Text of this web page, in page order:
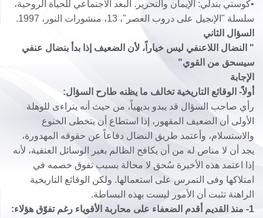
•كوستي بندلي: الإيمان والتحرير. البعد الاجتماعي للحياة الروحية،
سلسلة "الإنجيل على دروب العصر"، 13، منشورات النور، 1997.
السؤال الثاني
" النضال اللاعنفي ليس خياراً، لأن الضعيف إذا بدأ بنضال عنفي
سيسحق من القوي"
الإجابة
أولاً- الوقائع التاريخية تخالف ما يظنه طارح السؤال:
رأي صاحب السؤال قد يبدو بديهياً، من حيث أنه يتراءى للوهلة
الأولى أن الضعيف المقهور، إذا استطاع أن يتخطى الخنوع
والاستسلام، وأعتمد طريق النضال دفاعاً عن حقوقه المهدورة،
يجد أن لا مناص له من أن يكافح الظالم بغير الوسائل العنفية، لأنه
إذا اعتمد هذه الأخيرة سُحق لا محالة بسبب تفوق خصمه في
امتلاكها وفى التمرس على استعمالها. ولكن الوقائع التاريخية
الراهنة تثبت أن الأمور ليست بهذه البساطة.
1- منذ القديم أقدم الضعفاء على محاربة الأقوياء رغم تفوّق هؤلاء: